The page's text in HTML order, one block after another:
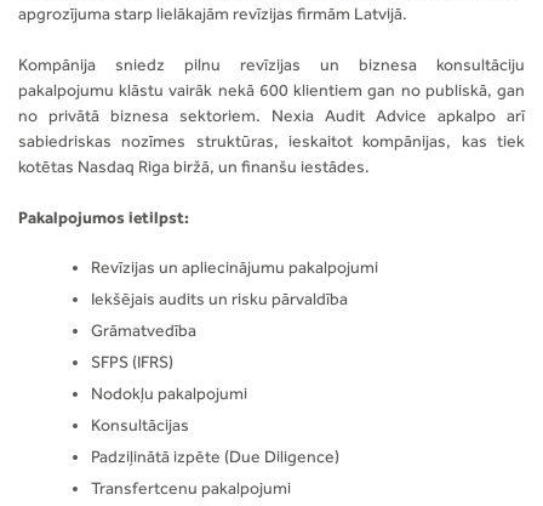
apgrozījuma starp lielākajām revīzijas firmām Latvijā.
Kompānija sniedz pilnu revīzijas un biznesa konsultāciju
pakalpojumu klāstu vairāk nekā 600 klientiem gan no publiskā, gan
no privātā biznesa sektoriem. Nexia Audit Advice apkalpo arī
sabiedriskas nozīmes struktūras, ieskaitot kompānijas, kas tiek
kotētas Nasdaq Riga biržā, un finanšu iestādes.
Pakalpojumos ietilpst:
Revīzijas un apliecinājumu pakalpojumi
Iekšējais audits un risku pārvaldība
Grāmatvedība
SFPS (IFRS)
Nodokļu pakalpojumi
Konsultācijas
Padziļinātā izpēte (Due Diligence)
Transfertcenu pakalpojumi